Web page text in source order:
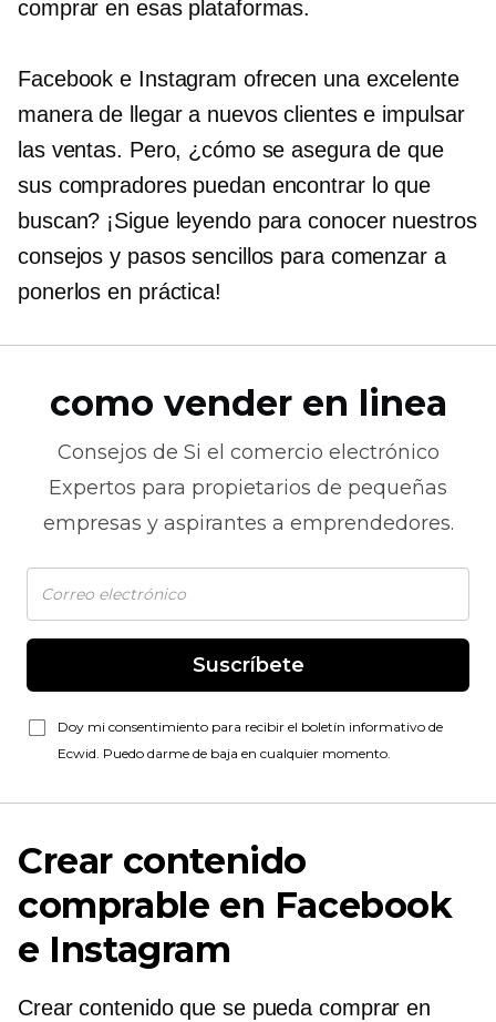
comprar en esas plataformas.
Facebook e Instagram ofrecen una excelente
manera de llegar a nuevos clientes e impulsar
las ventas. Pero, ¿cómo se asegura de que
sus compradores puedan encontrar lo que
buscan? ¡Sigue leyendo para conocer nuestros
consejos y pasos sencillos para comenzar a
ponerlos en práctica!
como vender en linea
Consejos de Si el comercio electrónico
Expertos para propietarios de pequeñas
empresas y aspirantes a emprendedores.
Suscríbete
Doy mi consentimiento para recibir el boletín informativo de
Ecwid. Puedo darme de baja en cualquier momento.
Crear contenido
comprable en Facebook
e Instagram
Crear contenido que se pueda comprar en